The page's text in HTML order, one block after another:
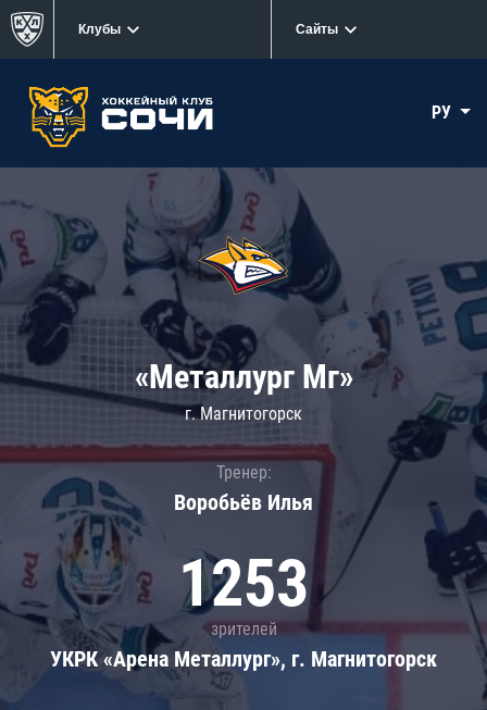
Клубы Сайты
РУ
«Металлург Мг»
г. Магнитогорск
Тренер:
Воробьёв Илья
1253
зрителей
УКРК «Арена Металлург», г. Магнитогорск